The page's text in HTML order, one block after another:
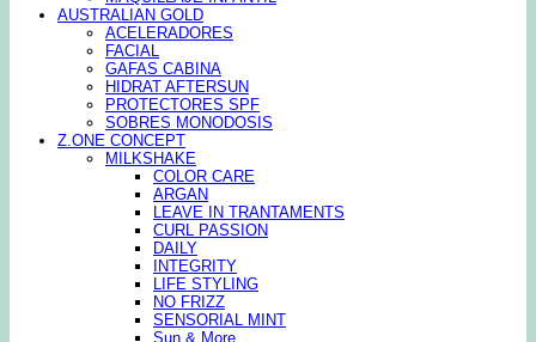
AUSTRALIAN GOLD
ACELERADORES
FACIAL
GAFAS CABINA
HIDRAT AFTERSUN
PROTECTORES SPF
SOBRES MONODOSIS
Z.ONE CONCEPT
MILKSHAKE
COLOR CARE
ARGAN
LEAVE IN TRANTAMENTS
CURL PASSION
DAILY
INTEGRITY
LIFE STYLING
NO FRIZZ
SENSORIAL MINT
Sun & More